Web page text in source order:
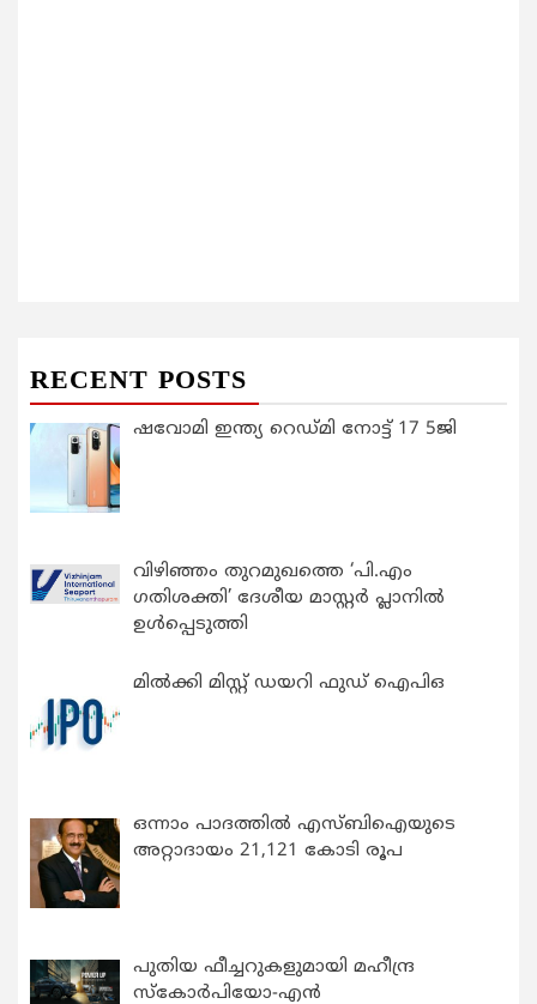
RECENT POSTS
ഷവോമി ഇന്ത്യ റെഡ്മി നോട്ട് 17 5ജി
വിഴിഞ്ഞം തുറമുഖത്തെ ‘പി.എം
ഗതിശക്തി’ ദേശീയ മാസ്റ്റർ പ്ലാനിൽ
ഉൾപ്പെടുത്തി
മിൽക്കി മിസ്റ്റ് ഡയറി ഫുഡ് ഐപിഒ
ഒന്നാം പാദത്തിൽ എസ്ബിഐയുടെ
അറ്റാദായം 21,121 കോടി രൂപ
പുതിയ ഫീച്ചറുകളുമായി മഹീന്ദ്ര
സ്കോർപിയോ-എൻ